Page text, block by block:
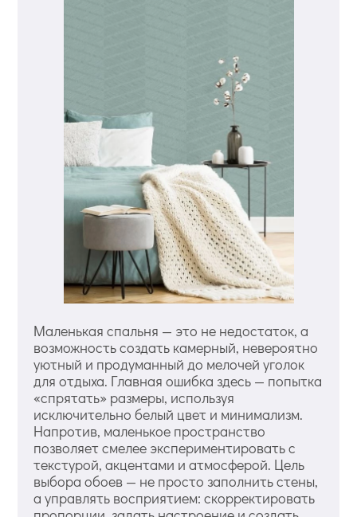
Маленькая спальня — это не недостаток, а
возможность создать камерный, невероятно
уютный и продуманный до мелочей уголок
для отдыха. Главная ошибка здесь — попытка
«спрятать» размеры, используя
исключительно белый цвет и минимализм.
Напротив, маленькое пространство
позволяет смелее экспериментировать с
текстурой, акцентами и атмосферой. Цель
выбора обоев — не просто заполнить стены,
а управлять восприятием: скорректировать